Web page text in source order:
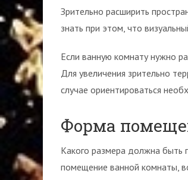
Зрительно расширить
знать при этом, что
Если ванную комнату нужно
Для увеличения зрительно
случае ориентироваться
Форма
Какого размера должна быть
помещение ванной комнаты,